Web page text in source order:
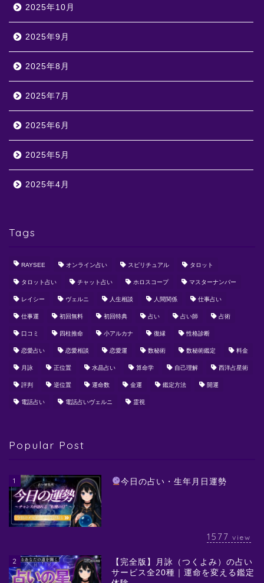
2025年10月
2025年9月
2025年8月
2025年7月
2025年6月
2025年5月
2025年4月
Tags
RAYSEE オンライン占い スピリチュアル タロット
タロット占い チャット占い ホロスコープ マスターナンバー
レイシー ヴェルニ 人生相談 人間関係 仕事占い
仕事運 初回無料 初回特典 占い 占い師 占術
口コミ 四柱推命 小アルカナ 復縁 性格診断
恋愛占い 恋愛相談 恋愛運 数秘術 数秘術鑑定 料金
月詠 正位置 水晶占い 算命学 自己理解 西洋占星術
評判 逆位置 運命数 金運 鑑定方法 開運
電話占い 電話占いヴェルニ 霊視
Popular Post
1 今日の占い・生年月日運勢
1577 view
2
【完全版】月詠（つくよみ）の占い
サービス全20種｜運命を変える鑑定